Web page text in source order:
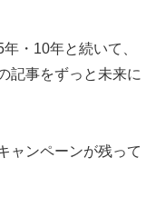
・10年と続いて、
記事をずっと未来に
ャンペーンが残って